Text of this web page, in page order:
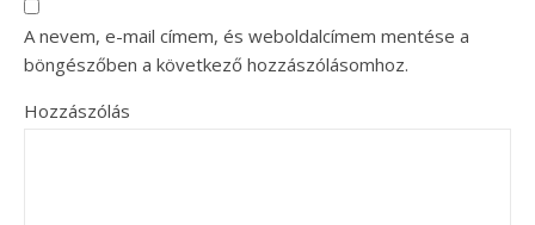
A nevem, e-mail címem, és weboldalcímem mentése a
böngészőben a következő hozzászólásomhoz.
Hozzászólás